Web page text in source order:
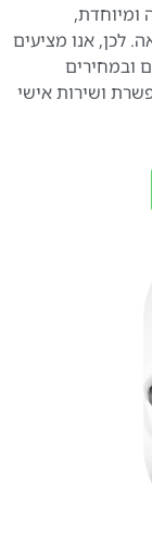
ומיוחדת,
לכן, אנו מציעים
ובמחירים
ושירות אישי